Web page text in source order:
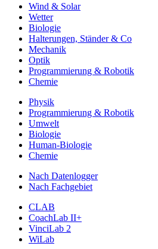
Wind & Solar
Wetter
Biologie
Halterungen, Ständer & Co
Mechanik
Optik
Programmierung & Robotik
Chemie
Physik
Programmierung & Robotik
Umwelt
Biologie
Human-Biologie
Chemie
Nach Datenlogger
Nach Fachgebiet
CLAB
CoachLab II+
VinciLab 2
WiLab